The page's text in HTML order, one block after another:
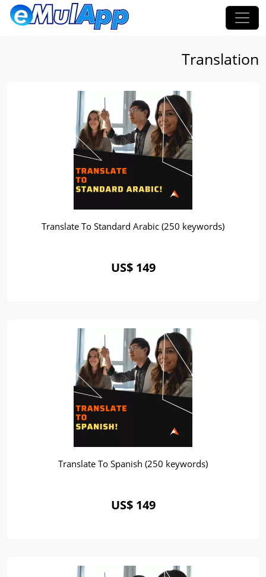
Translation
Translate To Standard Arabic (250 keywords)
US$ 149
Translate To Spanish (250 keywords)
US$ 149